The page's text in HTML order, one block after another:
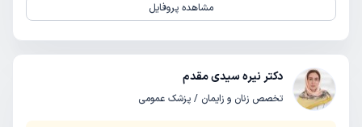
مشاهده پروفایل
دکتر نیره سیدی مقدم
تخصص زنان و زایمان / پزشک عمومی